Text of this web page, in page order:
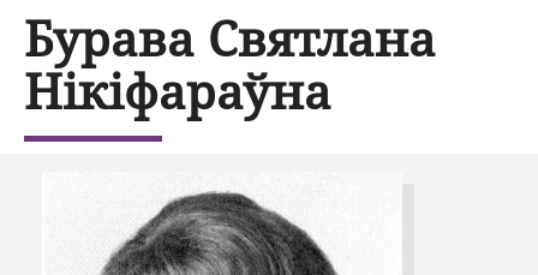
Бурава Святлана
Нікіфараўна